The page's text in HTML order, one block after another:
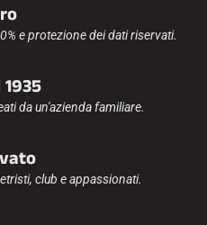
e protezione dei dati riservati.
da un'azienda familiare.
club e appassionati.